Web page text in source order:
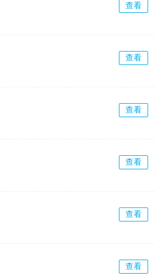
查看
查看
查看
查看
查看
查看